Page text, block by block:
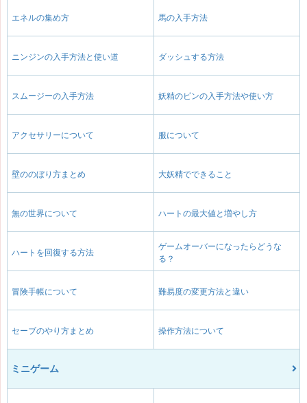
エネルの集め方 馬の入手方法
ニンジンの入手方法と使い道 ダッシュする方法
スムージーの入手方法 妖精のビンの入手方法や使い方
アクセサリーについて 服について
壁ののぼり方まとめ 大妖精でできること
無の世界について ハートの最大値と増やし方
ハートを回復する方法
ゲームオーバーになったらどうな
る？
冒険手帳について 難易度の変更方法と違い
セーブのやり方まとめ 操作方法について
ミニゲーム